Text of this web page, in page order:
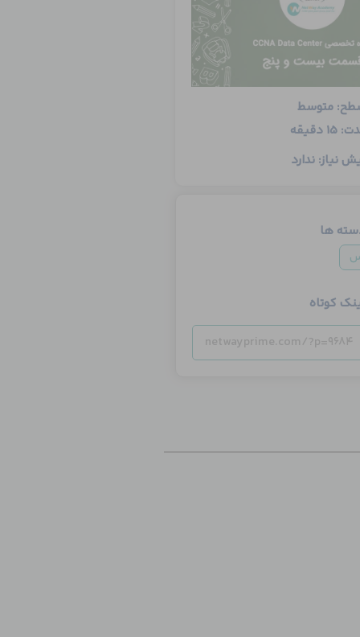
متوسط
15 دقیقه
نیاز: ندارد
ها
کوتاه
netwayprime.com/?p=9684